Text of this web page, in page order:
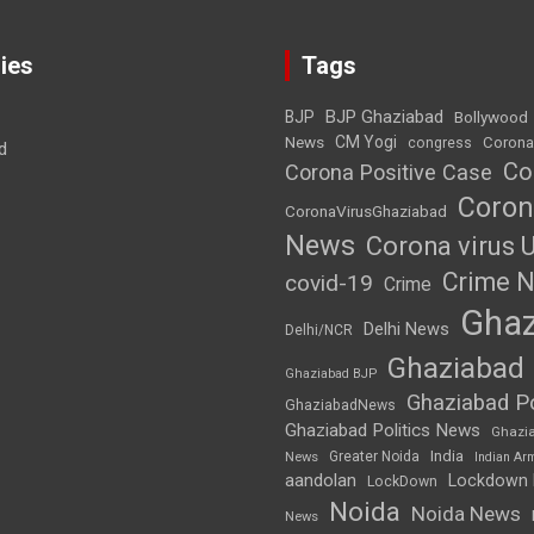
Tags
BJP BJP Ghaziabad
Bollywood
News CM Yogi congress
Corona Positive Case
CoronaVirusGhaziabad
News Corona virus
covid-19 Crime Crime
Delhi/NCR Delhi News
Ghaziabad BJP Ghaziabad
GhaziabadNews Ghaziabad
Ghaziabad Politics News
News Greater Noida India Indian
aandolan LockDown Lockdown
News Noida Noida News